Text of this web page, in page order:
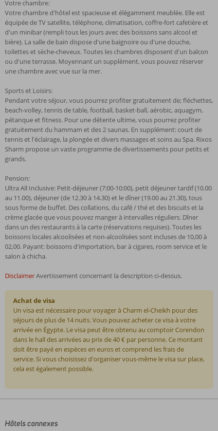
Votre chambre:
Votre chambre d'hôtel est spacieuse et élégamment meublée. Elle est
équipée de TV satellite, téléphone, climatisation, coffre-fort cafetière et
d'un minibar (rempli tous les jours avec des boissons sans alcool et
bière). La salle de bain dispose d'une baignoire ou d'une douche,
toilettes et sèche-cheveux. Toutes les chambres disposent d'un balcon
ou d'une terrasse. Moyennant un supplément, vous pouvez réserver
une chambre avec vue sur la mer.
Sports et Loisirs:
Pendant votre séjour, vous pourrez profiter gratuitement de; fléchettes,
beach-volley, tennis de table, football, basket-ball, aérobic, aquagym,
pétanque et fitness. Pour une détente ultime, vous pourrez profiter
gratuitement du hammam et des 2 saunas. En supplément: court de
tennis et l'éclairage, la plongée et divers massages et soins au Spa. Rixos
Sharm propose un vaste programme de divertissements pour petits et
grands.
Pension:
Ultra All Inclusive: Petit-déjeuner (7:00-10:00), petit déjeuner tardif (10.00
au 11.00), déjeuner (de 12.30 à 14.30) et le dîner (19.00 au 21.30), tous
sous forme de buffet. Des collations, du café / thé et des biscuits et la
crème glacée que vous pouvez manger à intervalles réguliers. Dîner
dans un des restaurants à la carte (réservations requises). Toutes les
boissons locales alcoolisées et non-alcoolisées sont incluses de 10,00 à
02,00. Payant: boissons d'importation, bar à cigares, room service et le
salon à chicha.
DisclaimerAvertissement concernant la description ci-dessus.
Achat de visa
Un visa est nécessaire pour voyager à Charm el-Cheikh pour des
séjours de plus de 14 nuits. Vous pouvez acheter ce visa à votre
arrivée en Égypte. Le visa peut être obtenu au comptoir Corendon
dans le hall des arrivées au prix de 40 € par personne. Ce montant
doit être payé en espèces en euros et comprend les frais de
service. Si vous choisissez d'organiser vous-même le visa sur place,
cela est également possible.
écrits
Hôtels connexes